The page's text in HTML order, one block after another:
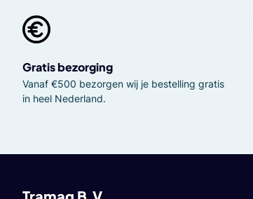
Gratis bezorging
Vanaf €500 bezorgen wij je bestelling gratis
in heel Nederland.